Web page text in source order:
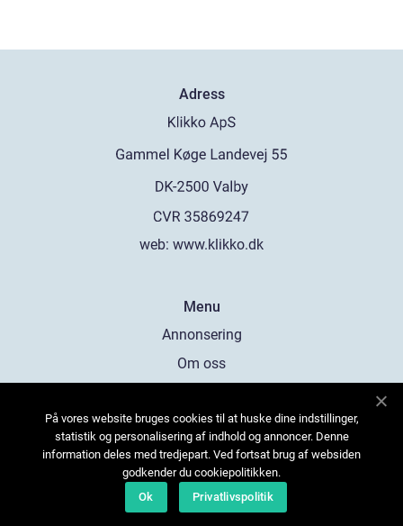
Adress
web: www.klikko.dk
Menu
Annonsering
Om oss
Kontakta oss
Sitemap
På vores website bruges cookies til at huske dine indstillinger,
statistik og personalisering af indhold og annoncer. Denne
information deles med tredjepart. Ved fortsat brug af websiden
godkender du cookiepolitikken.
Ok
Privatlivspolitik